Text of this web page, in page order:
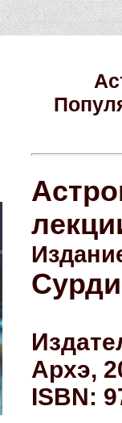
Архэ,
ISBN: